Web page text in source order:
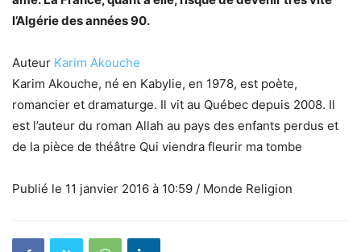
l’Algérie des années 90.
Auteur Karim Akouche
Karim Akouche, né en Kabylie, en 1978, est poète,
romancier et dramaturge. Il vit au Québec depuis 2008. Il
est l’auteur du roman Allah au pays des enfants perdus et
de la pièce de théâtre Qui viendra fleurir ma tombe
Publié le 11 janvier 2016 à 10:59 / Monde Religion